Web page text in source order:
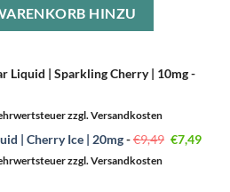
WARENKORB HINZU
Liquid | Sparkling Cherry | 10mg-
zzgl. Versandkosten
| Cherry Ice | 20mg-€9,49 Preis
€7,49
zzgl. Versandkosten